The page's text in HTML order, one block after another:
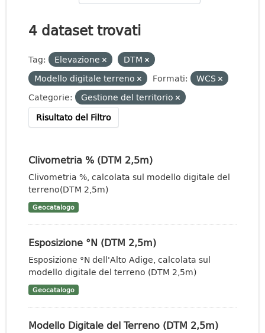
4 dataset trovati
Tag: Elevazione
DTM
Modello digitale terreno
Formati:
WCS
Categorie:
Gestione del territorio
Risultato del Filtro
Clivometria % (DTM 2,5m)
Clivometria %, calcolata sul modello digitale del
terreno(DTM 2,5m)
Geocatalogo
Esposizione °N (DTM 2,5m)
Esposizione °N dell'Alto Adige, calcolata sul
modello digitale del terreno (DTM 2,5m)
Geocatalogo
Modello Digitale del Terreno (DTM 2,5m)